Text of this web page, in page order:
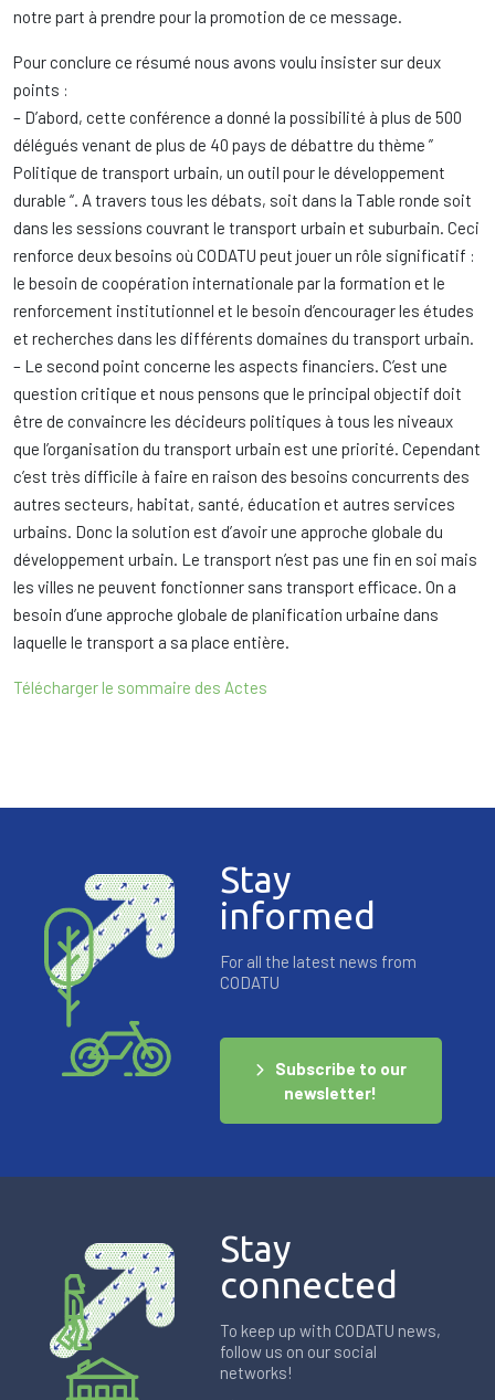
notre part à prendre pour la promotion de ce message.
Pour conclure ce résumé nous avons voulu insister sur deux
points :
– D’abord, cette conférence a donné la possibilité à plus de 500
délégués venant de plus de 40 pays de débattre du thème ”
Politique de transport urbain, un outil pour le développement
durable “. A travers tous les débats, soit dans la Table ronde soit
dans les sessions couvrant le transport urbain et suburbain. Ceci
renforce deux besoins où CODATU peut jouer un rôle significatif :
le besoin de coopération internationale par la formation et le
renforcement institutionnel et le besoin d’encourager les études
et recherches dans les différents domaines du transport urbain.
– Le second point concerne les aspects financiers. C’est une
question critique et nous pensons que le principal objectif doit
être de convaincre les décideurs politiques à tous les niveaux
que l’organisation du transport urbain est une priorité. Cependant
c’est très difficile à faire en raison des besoins concurrents des
autres secteurs, habitat, santé, éducation et autres services
urbains. Donc la solution est d’avoir une approche globale du
développement urbain. Le transport n’est pas une fin en soi mais
les villes ne peuvent fonctionner sans transport efficace. On a
besoin d’une approche globale de planification urbaine dans
laquelle le transport a sa place entière.
Télécharger le sommaire des Actes
Stay
informed
For all the latest news from
CODATU
Subscribe to our
newsletter!
Stay
connected
To keep up with CODATU news,
follow us on our social
networks!